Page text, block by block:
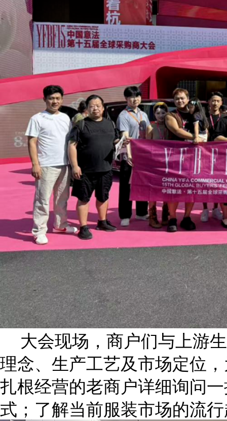
大会现场，商户们与上游
理念、生产工艺及市场定位
扎根经营的老商户详细询问
式；了解当前服装市场的流